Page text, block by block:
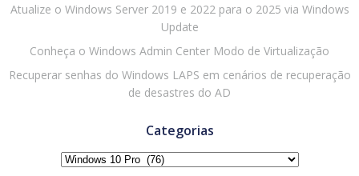
Atualize o Windows Server 2019 e 2022 para o 2025 via Windows
Update
Conheça o Windows Admin Center Modo de Virtualização
Recuperar senhas do Windows LAPS em cenários de recuperação
de desastres do AD
Categorias
Categorias